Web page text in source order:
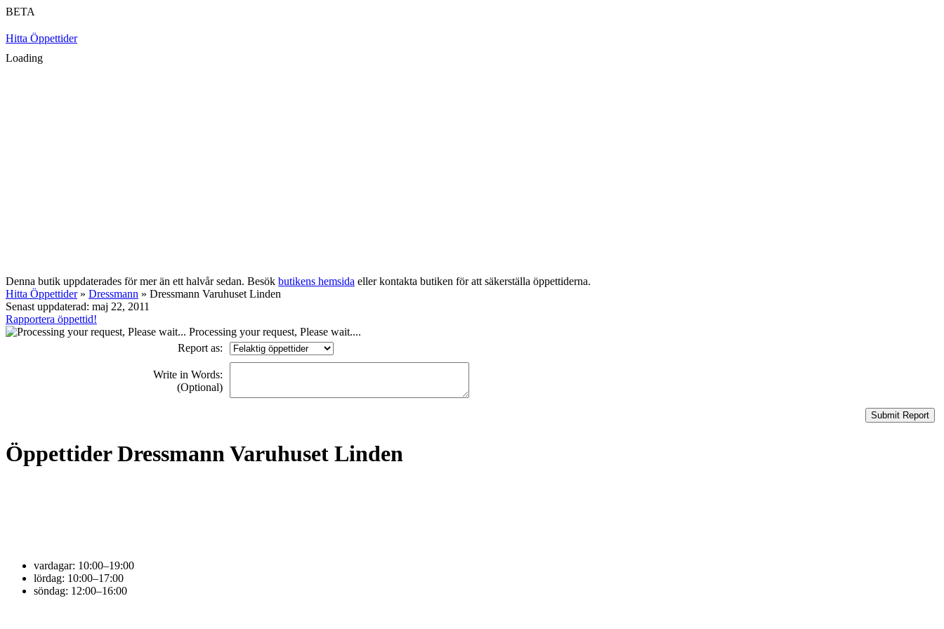
BETA
Hitta Öppettider
Loading
Denna butik uppdaterades för mer än ett halvår sedan. Besök butikens hemsida eller kontakta butiken för att säkerställa öppettiderna.
Hitta Öppettider» Dressmann » Dressmann Varuhuset Linden
Senast uppdaterad: maj 22, 2011
Rapportera öppettid!
Processing your request, Please wait....
Report as:
Write in Words:
(Optional)
Öppettider Dressmann Varuhuset Linden
vardagar: 10:00–19:00
lördag: 10:00–17:00
söndag: 12:00–16:00